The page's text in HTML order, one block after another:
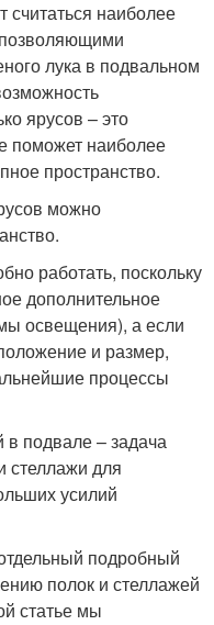
наиболее
лука в подвальном
ярусов – это
поможет наиболее
пространство.
можно
работать, поскольку
дополнительное
освещения), а если
и размер,
процессы
в подвале – задача
стеллажи для
усилий
подробный
полок и стеллажей
статье мы